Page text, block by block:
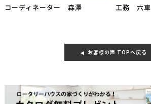
コーディネーター 森澤 工務 六車
お客様の声 TOPへ戻る